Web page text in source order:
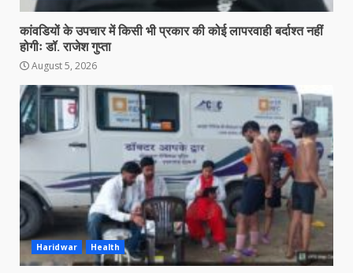
कांवडियों के उपचार में किसी भी प्रकार की कोई लापरवाही बर्दाश्त नहीं
होगीः डॉ. राजेश गुप्ता
August 5, 2026
Haridwar Health